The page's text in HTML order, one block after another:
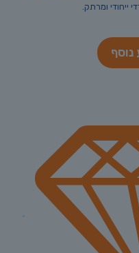
ייחודי ומרתק.
נוסף